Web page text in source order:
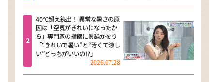
40℃超え続出！ 異常な暑さの原
因は「空気がきれいになったか
ら」専門家の指摘に眞鍋かをり
「“きれいで暑い”と“汚くて涼し
い”どっちがいいの!?」
2026.07.28